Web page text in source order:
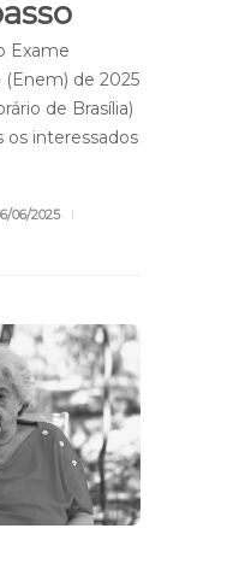
Exame
(Enem) de 2025
de Brasília)
os interessados
06/2025